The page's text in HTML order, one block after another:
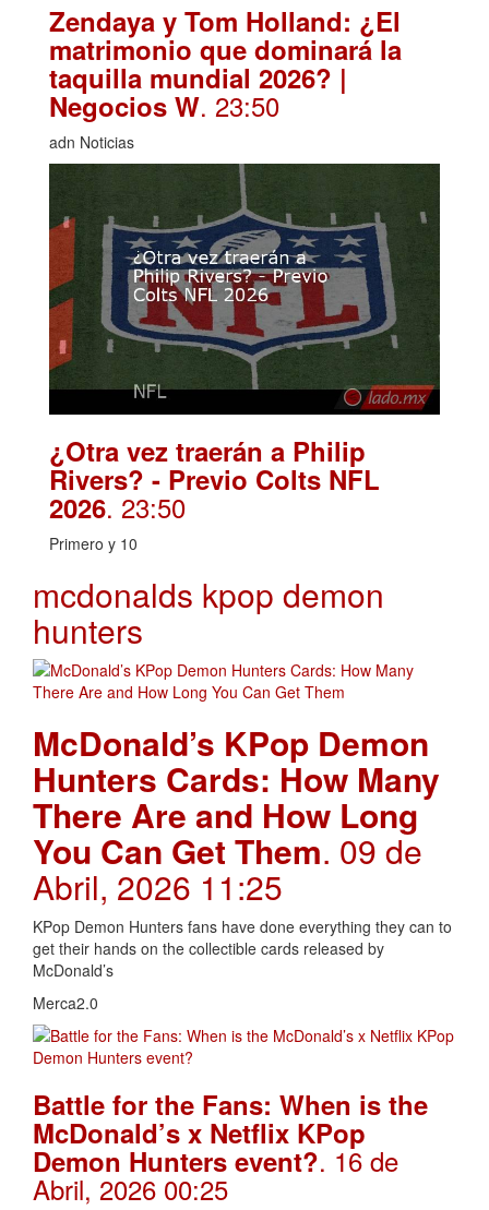
Zendaya y Tom Holland: ¿El
matrimonio que dominará la
taquilla mundial 2026? |
Negocios W. 23:50
adn Noticias
¿Otra vez traerán a Philip
Rivers? - Previo Colts NFL
2026. 23:50
Primero y 10
mcdonalds kpop demon
hunters
McDonald’s KPop Demon
Hunters Cards: How Many
There Are and How Long
You Can Get Them. 09 de
Abril, 2026 11:25
KPop Demon Hunters fans have done everything they can to
get their hands on the collectible cards released by
McDonald’s
Merca2.0
Battle for the Fans: When is the
McDonald’s x Netflix KPop
Demon Hunters event?. 16 de
Abril, 2026 00:25